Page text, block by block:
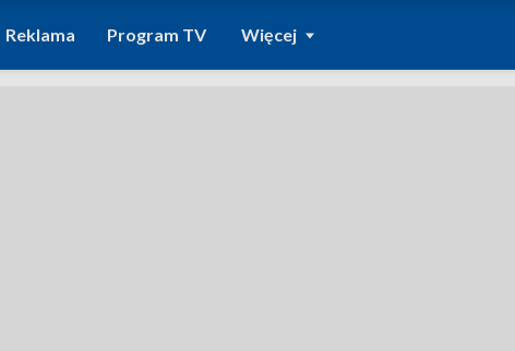
Reklama Program TV Więcej